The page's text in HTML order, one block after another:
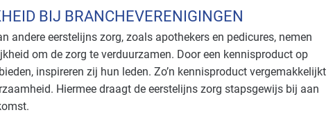
BIJ BRANCHEVERENIGINGEN
andere eerstelijns zorg, zoals apothekers en pedicures, nemen
om de zorg te verduurzamen. Door een kennisproduct op
inspireren zij hun leden. Zo’n kennisproduct vergemakkelijkt
Hiermee draagt de eerstelijns zorg stapsgewijs bij aan